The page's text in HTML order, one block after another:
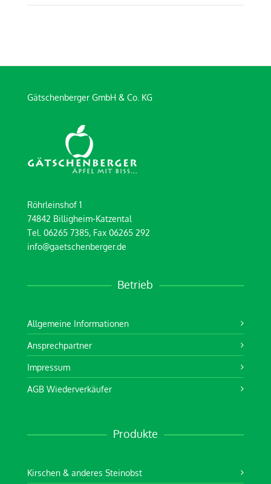
Gätschenberger GmbH & Co. KG
Röhrleinshof 1
74842 Billigheim-Katzental
Tel. 06265 7385, Fax 06265 292
info@gaetschenberger.de
Betrieb
Allgemeine Informationen
Ansprechpartner
Impressum
AGB Wiederverkäufer
Produkte
Kirschen & anderes Steinobst